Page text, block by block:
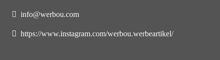
info@werbou.com
https://www.instagram.com/werbou.werbeartikel/